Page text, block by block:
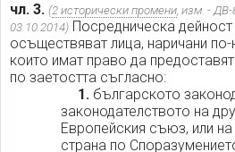
чл. 3. (2 исторически промени, изм. - ДВ-
03.10.2014) Посредническа
осъществяват лица, наричани по-
които имат право да
по заетостта съгласно:
1.българското
законодателството на
Европейския съюз, или
страна по